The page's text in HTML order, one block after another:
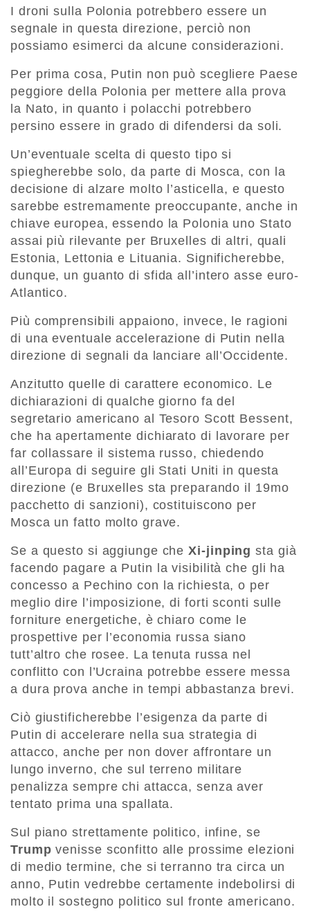
I droni sulla Polonia potrebbero essere un
segnale in questa direzione, perciò non
possiamo esimerci da alcune considerazioni.
Per prima cosa, Putin non può scegliere Paese
peggiore della Polonia per mettere alla prova
la Nato, in quanto i polacchi potrebbero
persino essere in grado di difendersi da soli.
Un’eventuale scelta di questo tipo si
spiegherebbe solo, da parte di Mosca, con la
decisione di alzare molto l’asticella, e questo
sarebbe estremamente preoccupante, anche in
chiave europea, essendo la Polonia uno Stato
assai più rilevante per Bruxelles di altri, quali
Estonia, Lettonia e Lituania. Significherebbe,
dunque, un guanto di sfida all’intero asse euro-
Atlantico.
Più comprensibili appaiono, invece, le ragioni
di una eventuale accelerazione di Putin nella
direzione di segnali da lanciare all’Occidente.
Anzitutto quelle di carattere economico. Le
dichiarazioni di qualche giorno fa del
segretario americano al Tesoro Scott Bessent,
che ha apertamente dichiarato di lavorare per
far collassare il sistema russo, chiedendo
all’Europa di seguire gli Stati Uniti in questa
direzione (e Bruxelles sta preparando il 19mo
pacchetto di sanzioni), costituiscono per
Mosca un fatto molto grave.
Se a questo si aggiunge che Xi-jinping sta già
facendo pagare a Putin la visibilità che gli ha
concesso a Pechino con la richiesta, o per
meglio dire l’imposizione, di forti sconti sulle
forniture energetiche, è chiaro come le
prospettive per l’economia russa siano
tutt’altro che rosee. La tenuta russa nel
conflitto con l’Ucraina potrebbe essere messa
a dura prova anche in tempi abbastanza brevi.
Ciò giustificherebbe l’esigenza da parte di
Putin di accelerare nella sua strategia di
attacco, anche per non dover affrontare un
lungo inverno, che sul terreno militare
penalizza sempre chi attacca, senza aver
tentato prima una spallata.
Sul piano strettamente politico, infine, se
Trump venisse sconfitto alle prossime elezioni
di medio termine, che si terranno tra circa un
anno, Putin vedrebbe certamente indebolirsi di
molto il sostegno politico sul fronte americano.